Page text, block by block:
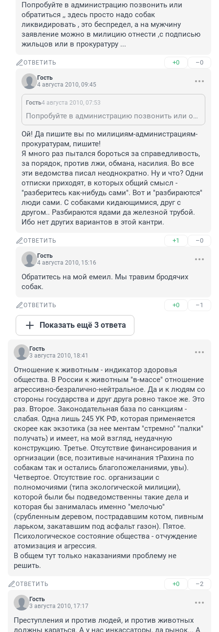
Попробуйте в администрацию позвонить или
обратиться ,, здесь просто надо собак
ликвидировать , это беспредел, а на мужчину
заявление можно в милицию отнести ,с подписью
жильцов или в прокуратуру ...
ОТВЕТИТЬ +0 –0
Гость
4 августа 2010, 09:45
Гость4 августа 2010, 07:53
Попробуйте в администрацию позвонить или обратиться ,, здесь просто надо собак ликвидировать , это беспредел, а на мужчину заявление можно в милицию отнести ,с подписью жильцов или в прокуратуру ...
Ой! Да пишите вы по милициям-администрациям-
прокуратурам, пишите!
Я много раз пытался бороться за справедливость,
за порядок, против лжи, обмана, насилия. Во все
эти ведомства писал неоднократно. Ну и что? Одни
отписки приходят, в которых общий смысл -
"разберитесь как-нибудь сами". Вот и "разбираются"
люди сами. С собаками кидающимися, друг с
другом.. Разбираются ядами да железной трубой.
Ибо нет других вариантов в этой кантри.
ОТВЕТИТЬ +1 –0
Гость
4 августа 2010, 15:16
Обратитесь на мой емеил. Мы травим бродячих
собак.
ОТВЕТИТЬ +0 –1
Показать ещё 3 ответа
Гость
3 августа 2010, 18:41
Отношение к животным - индикатор здоровья
общества. В России к животным "в-массе" отношение
агрессивно-безралично-нейтральное. Да и к людям со
стороны государства и друг друга ровно такое же. Это
раз. Второе. Законодательная база по санкциям -
слабая. Одна лишь 245 УК РФ, которая применяется
скорее как экзотика (за нее ментам "стремно" "палки"
получать) и имеет, на мой взгляд, неудачную
конструкцию. Третье. Отсутствие финансирования и
оргнизации (все, позитивые начинания тРахина по
собакам так и остались благопожеланиями, увы).
Четвертое. Отсутствие гос. организации с
полномочиями (типа экологической милиции),
которой были бы подведомственны такие дела и
которая бы занималась именно "мелочью"
(срубленным деревом, пострадавшим котом, пивным
ларьком, закатавшим под асфальт газон). Пятое.
Психологическое состояние общества - отчуждение
атомизация и агрессия.
В общем тут только наказаниями проблему не
решить.
ОТВЕТИТЬ +0 –2
Гость
3 августа 2010, 17:17
Преступления и против людей, и против животных
должны караться. А у нас инкассаторы, да рынок... А